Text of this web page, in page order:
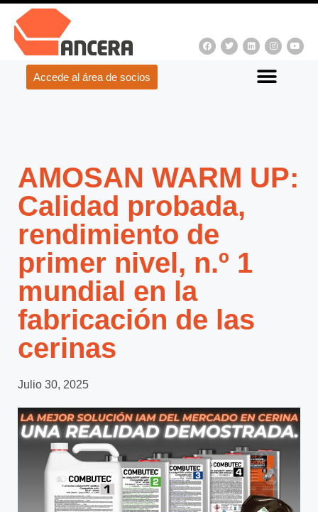
Accede al área de socios
AMOSAN WARM UP:
Calidad probada,
rendimiento de
primer nivel, n.º 1
mundial en la
fabricación de las
cerinas
Julio 30, 2025